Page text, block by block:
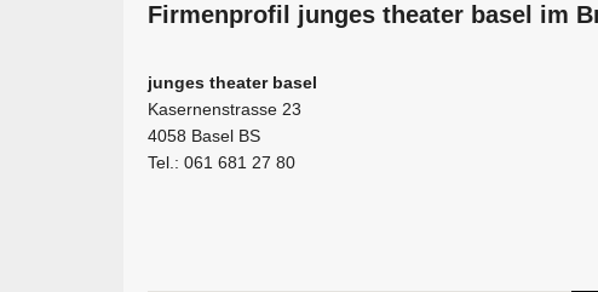
Firmen­profil junges theater basel im
junges theater basel
Kasernenstrasse 23
4058 Basel BS
Tel.: 061 681 27 80